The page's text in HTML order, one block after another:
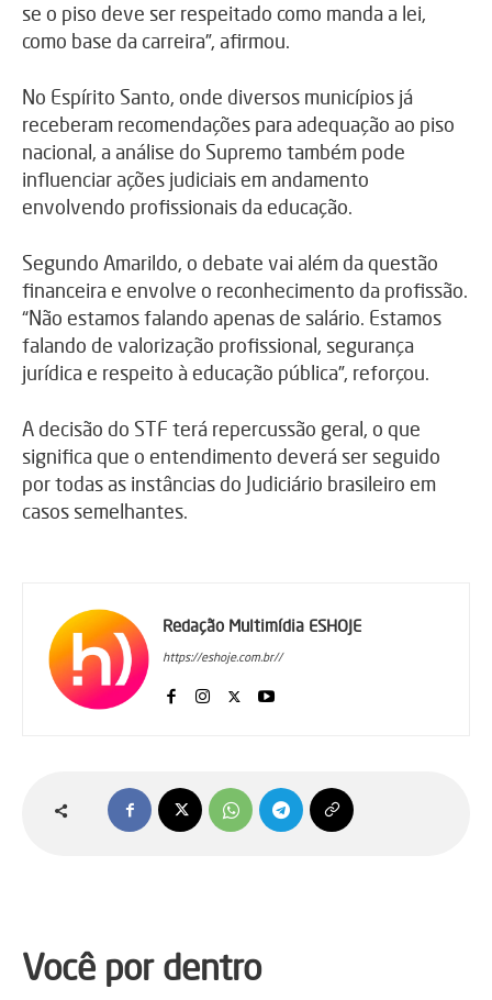
se o piso deve ser respeitado como manda a lei,
como base da carreira”, afirmou.
No Espírito Santo, onde diversos municípios já
receberam recomendações para adequação ao piso
nacional, a análise do Supremo também pode
influenciar ações judiciais em andamento
envolvendo profissionais da educação.
Segundo Amarildo, o debate vai além da questão
financeira e envolve o reconhecimento da profissão.
“Não estamos falando apenas de salário. Estamos
falando de valorização profissional, segurança
jurídica e respeito à educação pública”, reforçou.
A decisão do STF terá repercussão geral, o que
significa que o entendimento deverá ser seguido
por todas as instâncias do Judiciário brasileiro em
casos semelhantes.
Redação Multimídia ESHOJE
https://eshoje.com.br//
Você por dentro